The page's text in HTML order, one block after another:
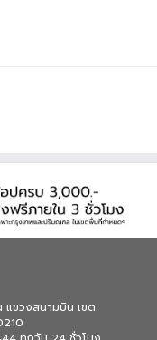
แขวงสนามบิน เขต